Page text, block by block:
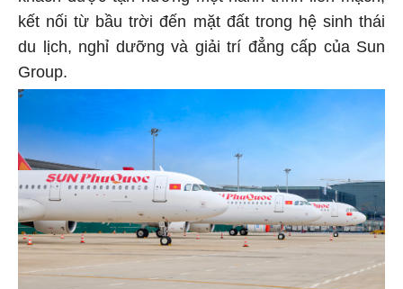
kết nối từ bầu trời đến mặt đất trong hệ sinh thái
du lịch, nghỉ dưỡng và giải trí đẳng cấp của Sun
Group.